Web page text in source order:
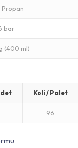
Propan
bar
(400 ml)
Koli / Palet
96